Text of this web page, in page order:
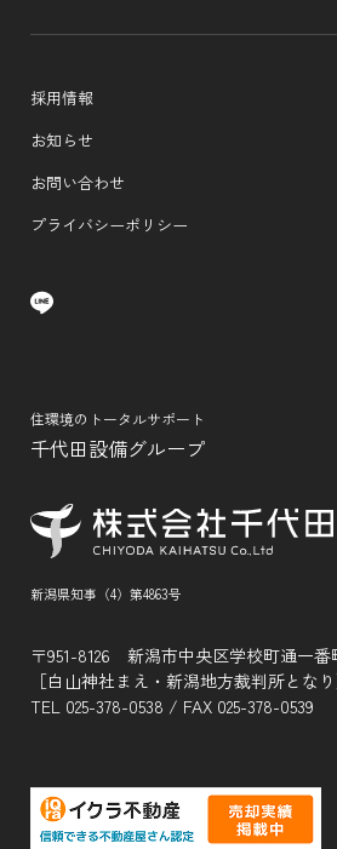
採用情報
お知らせ
お問い合わせ
プライバシーポリシー
住環境のトータルサポート
千代田設備グループ
新潟県知事（4）第4863号
〒951-8126 新潟市中央区学校町通一番
［白山神社まえ・新潟地方裁判所となり
TEL 025-378-0538 / FAX 025-378-0539